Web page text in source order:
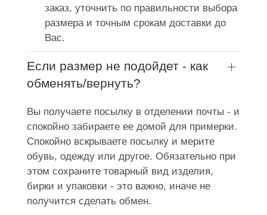
заказ, уточнить по правильности выбора
размера и точным срокам доставки до
Вас.
Если размер не подойдет - как
обменять/вернуть?
Вы получаете посылку в отделении почты - и
спокойно забираете ее домой для примерки.
Спокойно вскрываете посылку и мерите
обувь, одежду или другое. Обязательно при
этом сохраните товарный вид изделия,
бирки и упаковки - это важно, иначе не
получится сделать обмен.